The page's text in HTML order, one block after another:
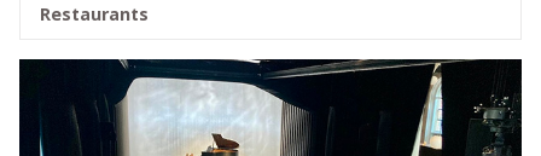
Restaurants